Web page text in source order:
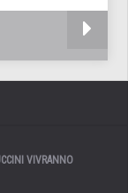
VIVRANNO